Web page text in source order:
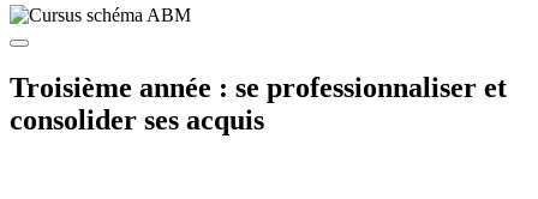
Troisième année : se professionnaliser et
consolider ses acquis